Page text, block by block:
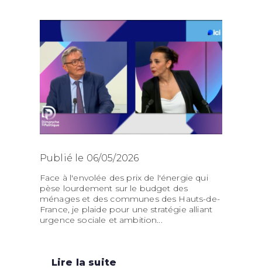
Publié le 06/05/2026
Face à l'envolée des prix de l'énergie qui
pèse lourdement sur le budget des
ménages et des communes des Hauts-de-
France, je plaide pour une stratégie alliant
urgence sociale et ambition...
Lire la suite